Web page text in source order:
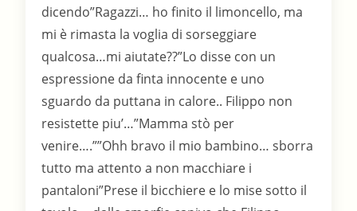
dicendo”Ragazzi… ho finito il limoncello, ma
mi è rimasta la voglia di sorseggiare
qualcosa…mi aiutate??”Lo disse con un
espressione da finta innocente e uno
sguardo da puttana in calore.. Filippo non
resistette piu’…”Mamma stò per
venire….””Ohh bravo il mio bambino… sborra
tutto ma attento a non macchiare i
pantaloni”Prese il bicchiere e lo mise sotto il